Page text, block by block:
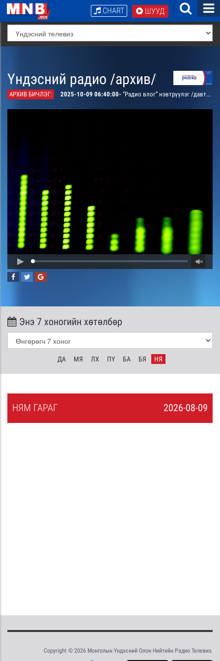
ШУУД
CHART
Үндэсний радио /архив/
АРХИВ БИЧЛЭГ: 2025-10-09 06:40:00- “Радио влог” нэвтрүүлэг /давтана/
Энэ 7 хоногийн хөтөлбөр
ДА МЯ ЛХ ПҮ БА БЯ НЯ
2026-08-09
НЯМ ГАРАГ
Copyright © 2026 Монголын Үндэсний Олон Нийтийн Радио Телевиз.